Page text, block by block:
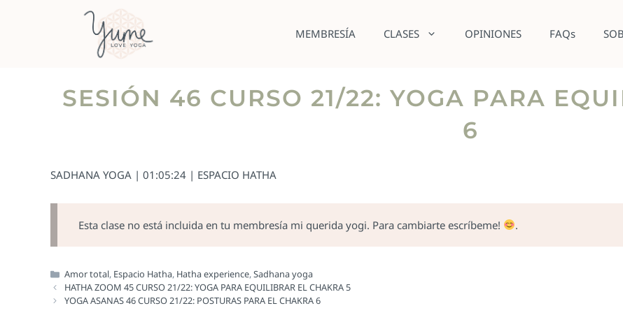
MEMBRESÍA CLASES OPINIONES FAQs
SESIÓN 46 CURSO 21/22: YOGA PARA
6
SADHANA YOGA | 01:05:24 | ESPACIO HATHA
Esta clase no está incluida en tu membresía mi querida yogi. Para cambiarte escríbeme! .
Amor total, Espacio Hatha, Hatha experience,Sadhana yoga
HATHA ZOOM 45 CURSO 21/22: YOGA PARA EQUILIBRAR EL CHAKRA 5
YOGA ASANAS 46 CURSO 21/22: POSTURAS PARA EL CHAKRA 6